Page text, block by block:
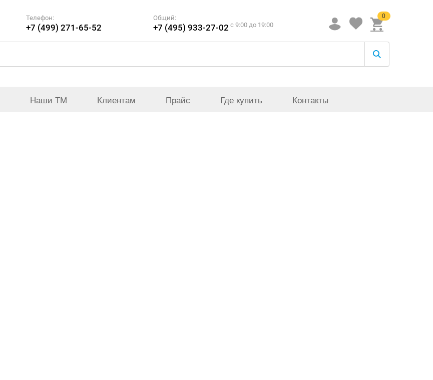
Телефон:
+7 (499) 271-65-52
Общий:
+7 (495) 933-27-02 c 9:00 до 19:00
0
Наши ТМ Клиентам Прайс Где купить Контакты